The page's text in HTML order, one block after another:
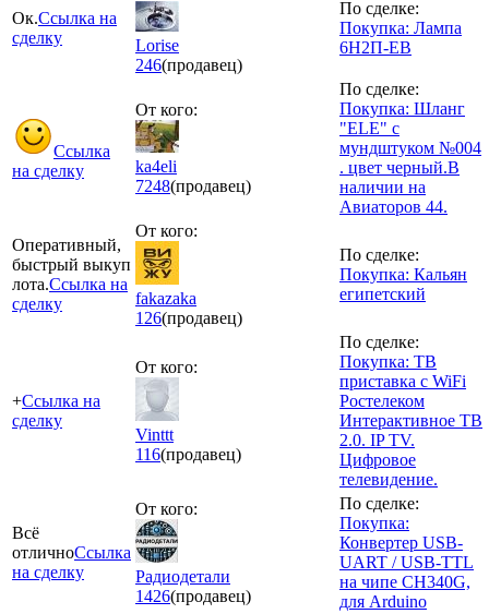
Ок.Ссылка на
сделку
Lorise
246(продавец)
По сделке:
Покупка: Лампа
6Н2П-ЕВ
Ссылка
на сделку
От кого:
ka4eli
7248(продавец)
По сделке:
Покупка: Шланг
"ELE" с
мундштуком №004
. цвет черный.В
наличии на
Авиаторов 44.
Оперативный,
быстрый выкуп
лота.Ссылка на
сделку
От кого:
fakazaka
126(продавец)
По сделке:
Покупка: Кальян
египетский
+Ссылка на
сделку
От кого:
Vinttt
116(продавец)
По сделке:
Покупка: ТВ
приставка с WiFi
Ростелеком
Интерактивное ТВ
2.0. IP TV.
Цифровое
телевидение.
Всё
отличноСсылка
на сделку
От кого:
Радиодетали
1426(продавец)
По сделке:
Покупка:
Конвертер USB-
UART / USB-TTL
на чипе CH340G,
для Arduino